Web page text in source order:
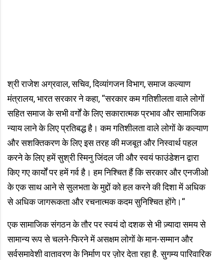
श्री राजेश अग्रवाल, सचिव, दिव्यांगजन विभाग, समाज कल्याण
मंत्रालय, भारत सरकार ने कहा, “सरकार कम गतिशीलता वाले लोगों
सहित समाज के सभी वर्गों के लिए सकारात्मक प्रभाव और सामाजिक
न्याय लाने के लिए प्रतिबद्ध है। कम गतिशीलता वाले लोगों के कल्याण
और सशक्तिकरण के लिए इस तरह की मजबूत और निस्वार्थ पहल
करने के लिए हमें सुश्री स्मिनु जिंदल जी और स्वयं फाउंडेशन द्वारा
किए गए कार्यों पर हमें गर्व है। हम निश्चित हैं कि सरकार और एनजीओ
के एक साथ आने से सुलभता के मुद्दों को हल करने की दिशा में अधिक
से अधिक जागरूकता और रचनात्मक कदम सुनिश्चित होंगे।“
एक सामाजिक संगठन के तौर पर स्वयं दो दशक से भी ज़्यादा समय से
सामान्य रूप से चलने-फिरने में असक्षम लोगों के मान-सम्मान और
सर्वसमावेशी वातावरण के निर्माण पर ज़ोर देता रहा है. सुगम्य पारिवारिक